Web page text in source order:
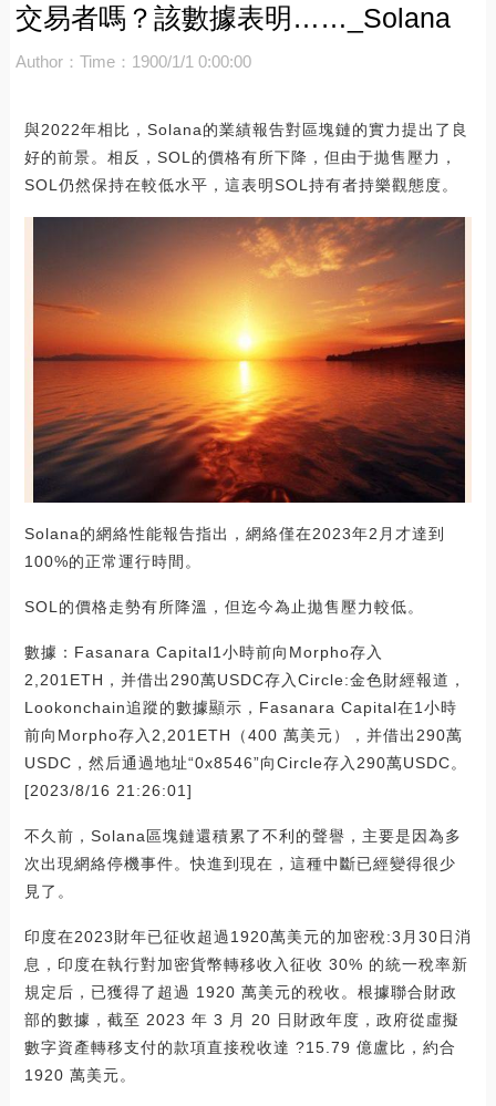
交易者嗎？該數據表明……_Solana
Author： Time：1900/1/1 0:00:00
與2022年相比，Solana的業績報告對區塊鏈的實力提出了良
好的前景。相反，SOL的價格有所下降，但由于拋售壓力，
SOL仍然保持在較低水平，這表明SOL持有者持樂觀態度。
Solana的網絡性能報告指出，網絡僅在2023年2月才達到
100%的正常運行時間。
SOL的價格走勢有所降溫，但迄今為止拋售壓力較低。
數據：Fasanara Capital1小時前向Morpho存入
2,201ETH，并借出290萬USDC存入Circle:金色財經報道，
Lookonchain追蹤的數據顯示，Fasanara Capital在1小時
前向Morpho存入2,201ETH（400 萬美元），并借出290萬
USDC，然后通過地址“0x8546”向Circle存入290萬USDC。
[2023/8/16 21:26:01]
不久前，Solana區塊鏈還積累了不利的聲譽，主要是因為多
次出現網絡停機事件。快進到現在，這種中斷已經變得很少
見了。
印度在2023財年已征收超過1920萬美元的加密稅:3月30日消
息，印度在執行對加密貨幣轉移收入征收 30% 的統一稅率新
規定后，已獲得了超過 1920 萬美元的稅收。根據聯合財政
部的數據，截至 2023 年 3 月 20 日財政年度，政府從虛擬
數字資產轉移支付的款項直接稅收達 ?15.79 億盧比，約合
1920 萬美元。